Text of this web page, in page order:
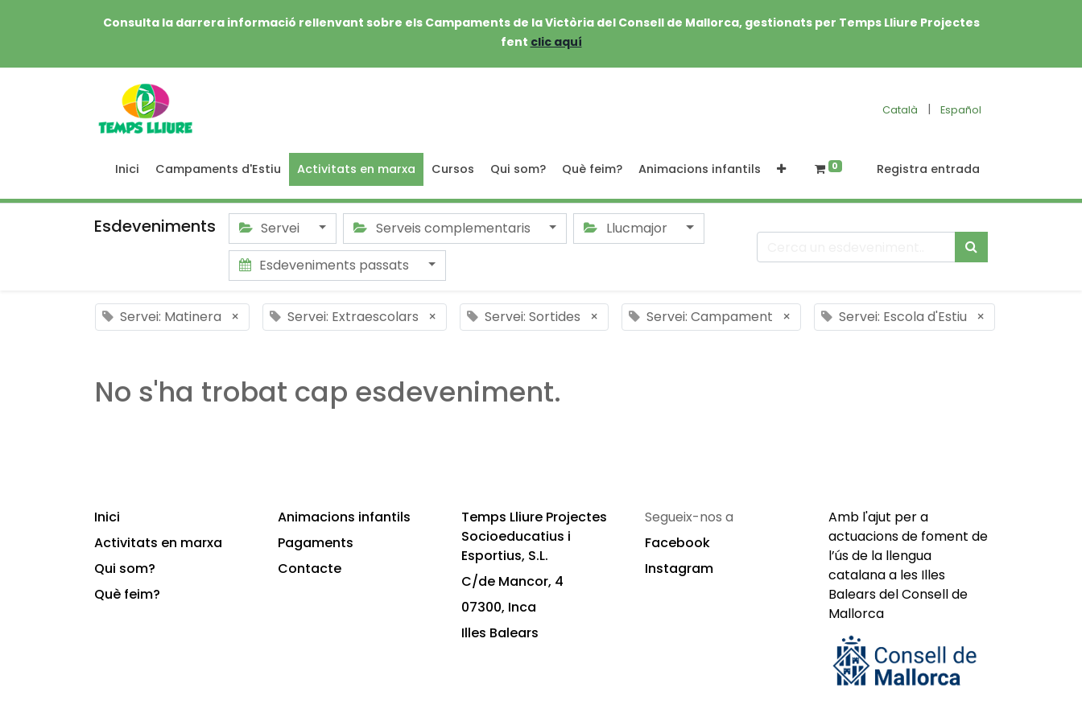
Consulta la darrera informació rellenvant sobre els Campaments de la Victòria del Consell de Mallorca, gestionats per Temps Lliure Projectes
fent clic aquí
Català | Español
Inici Campaments d'Estiu Activitats en marxa Cursos Qui som? Què feim? Animacions infantils 0 Registra entrada
Esdeveniments Servei Serveis complementaris
Llucmajor
Esdeveniments passats
Servei: Matinera × Servei: Extraescolars × Servei: Sortides × Servei: Campament × Servei: Escola d'Estiu ×
No s'ha trobat cap esdeveniment.
Inici
Activitats en marxa
Qui som?
Què feim?
Animacions infantils
Pagaments
Contacte
Temps Lliure Projectes
Socioeducatius i
Esportius, S.L.
C/de Mancor, 4
07300, Inca
Illes Balears
Segueix-nos a
Facebook
Instagram
Amb l'ajut per a
actuacions de foment de
l’ús de la llengua
catalana a les Illes
Balears del Consell de
Mallorca